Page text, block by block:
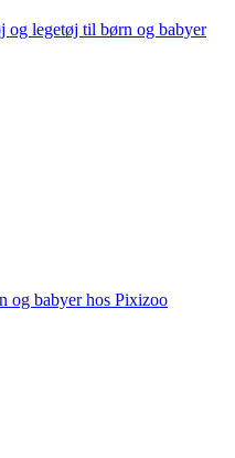
og legetøj til børn og babyer
og babyer hos Pixizoo